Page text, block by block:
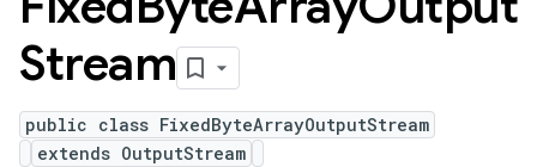
Stream
public class FixedByteArrayOutputStream
extends OutputStream